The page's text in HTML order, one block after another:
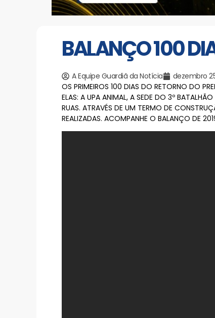
BALANÇO 100
A Equipe Guardiã da Notícia dezembro
OS PRIMEIROS 100 DIAS DO RETORNO DO
ELAS: A UPA ANIMAL, A SEDE DO 3º
RUAS. ATRAVÉS DE UM TERMO DE
REALIZADAS. ACOMPANHE O BALANÇO DE